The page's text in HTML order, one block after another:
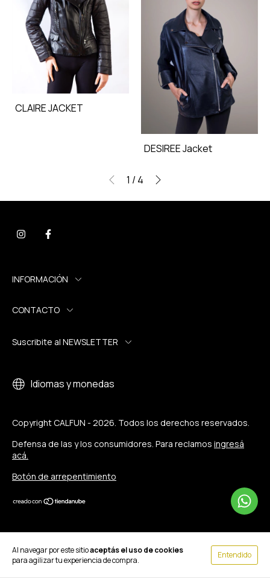
Al navegar por este sitioaceptás el uso de cookies
para agilizar tu experiencia de compra.
Entendido
CLAIRE JACKET
DESIREE Jacket
1 /4
INFORMACIÓN
CONTACTO
Suscribite al NEWSLETTER
Idiomas y monedas
Copyright CALFUN - 2026. Todos los derechos reservados.
Defensa de las y los consumidores. Para reclamos ingresá
acá.
Botón de arrepentimiento